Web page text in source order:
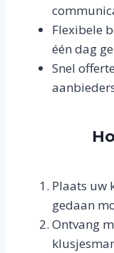
Flexibele
één dag
Snel
Plaats uw
gedaan
Ontvang